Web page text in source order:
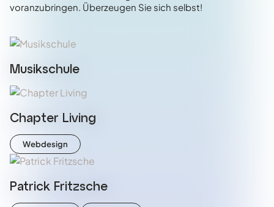
voranzubringen. Überzeugen Sie sich selbst!
Musikschule
Chapter Living
Webdesign
Patrick Fritzsche